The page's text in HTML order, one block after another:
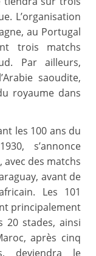
L’organisation
au Portugal
trois matchs
Par ailleurs,
saoudite,
royaume dans
les 100 ans du
s’annonce
des matchs
avant de
Les 101
principalement
20 stades, ainsi
après cinq
deviendra le